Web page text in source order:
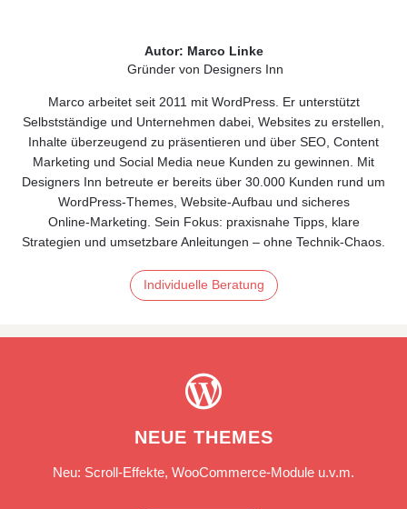
Autor: Marco Linke
Gründer von Designers Inn
Marco arbeitet seit 2011 mit WordPress. Er unterstützt
Selbstständige und Unternehmen dabei, Websites zu erstellen,
Inhalte überzeugend zu präsentieren und über SEO, Content
Marketing und Social Media neue Kunden zu gewinnen. Mit
Designers Inn betreute er bereits über 30.000 Kunden rund um
WordPress-Themes, Website-Aufbau und sicheres
Online‑Marketing. Sein Fokus: praxisnahe Tipps, klare
Strategien und umsetzbare Anleitungen – ohne Technik‑Chaos.
Individuelle Beratung

NEUE THEMES
Neu: Scroll-Effekte, WooCommerce-Module u.v.m.